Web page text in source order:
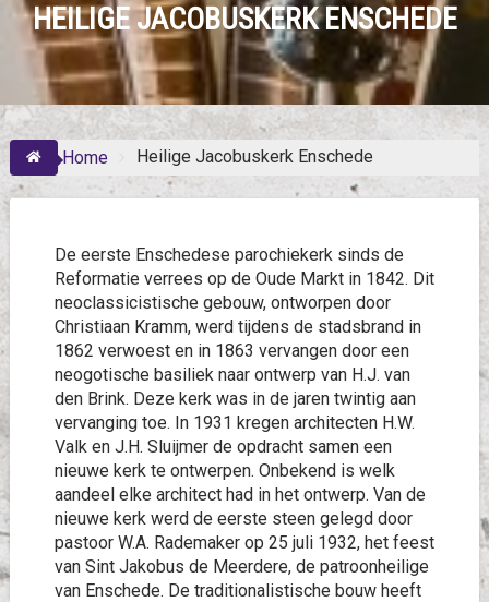
HEILIGE JACOBUSKERK ENSCHEDE
Home Heilige Jacobuskerk Enschede
De eerste Enschedese parochiekerk sinds de
Reformatie verrees op de Oude Markt in 1842. Dit
neoclassicistische gebouw, ontworpen door
Christiaan Kramm, werd tijdens de stadsbrand in
1862 verwoest en in 1863 vervangen door een
neogotische basiliek naar ontwerp van H.J. van
den Brink. Deze kerk was in de jaren twintig aan
vervanging toe. In 1931 kregen architecten H.W.
Valk en J.H. Sluijmer de opdracht samen een
nieuwe kerk te ontwerpen. Onbekend is welk
aandeel elke architect had in het ontwerp. Van de
nieuwe kerk werd de eerste steen gelegd door
pastoor W.A. Rademaker op 25 juli 1932, het feest
van Sint Jakobus de Meerdere, de patroonheilige
van Enschede. De traditionalistische bouw heeft